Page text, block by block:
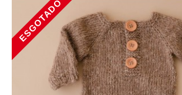
ESGOTADO